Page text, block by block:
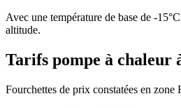
Avec une température de base de -
altitude.
Tarifs pompe à chaleur
Fourchettes de prix constatées en zone